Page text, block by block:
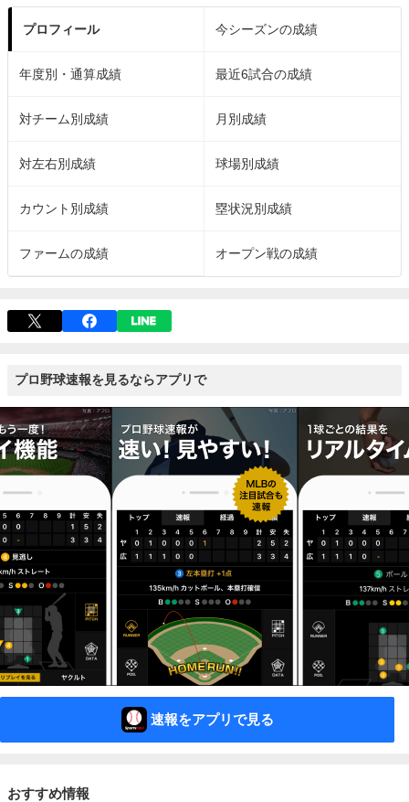
プロフィール 今シーズンの成績
年度別・通算成績 最近6試合の成績
対チーム別成績 月別成績
対左右別成績 球場別成績
カウント別成績 塁状況別成績
ファームの成績 オープン戦の成績
プロ野球速報を見るならアプリで
速報をアプリで見る
おすすめ情報